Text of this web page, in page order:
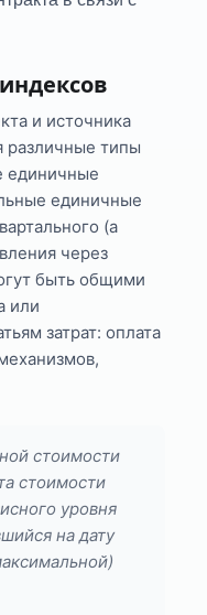
и источника
различные типы
единичные
единичные
(а
через
быть общими
или
затрат: оплата
стоимости
стоимости
уровня
на дату